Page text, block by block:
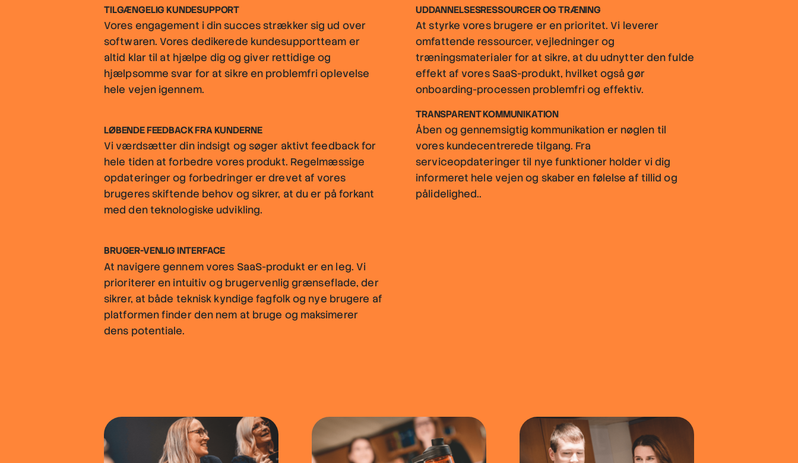
TILGÆNGELIG KUNDESUPPORT
Vores engagement i din succes strækker sig ud over
softwaren. Vores dedikerede kundesupportteam er
altid klar til at hjælpe dig og giver rettidige og
hjælpsomme svar for at sikre en problemfri oplevelse
hele vejen igennem.
LØBENDE FEEDBACK FRA KUNDERNE
Vi værdsætter din indsigt og søger aktivt feedback for
hele tiden at forbedre vores produkt. Regelmæssige
opdateringer og forbedringer er drevet af vores
brugeres skiftende behov og sikrer, at du er på forkant
med den teknologiske udvikling.
BRUGER-VENLIG INTERFACE
At navigere gennem vores SaaS-produkt er en leg. Vi
prioriterer en intuitiv og brugervenlig grænseflade, der
sikrer, at både teknisk kyndige fagfolk og nye brugere af
platformen finder den nem at bruge og maksimerer
dens potentiale.
UDDANNELSESRESSOURCER OG TRÆNING
At styrke vores brugere er en prioritet. Vi leverer
omfattende ressourcer, vejledninger og
træningsmaterialer for at sikre, at du udnytter den fulde
effekt af vores SaaS-produkt, hvilket også gør
onboarding-processen problemfri og effektiv.
TRANSPARENT KOMMUNIKATION
Åben og gennemsigtig kommunikation er nøglen til
vores kundecentrerede tilgang. Fra
serviceopdateringer til nye funktioner holder vi dig
informeret hele vejen og skaber en følelse af tillid og
pålidelighed..